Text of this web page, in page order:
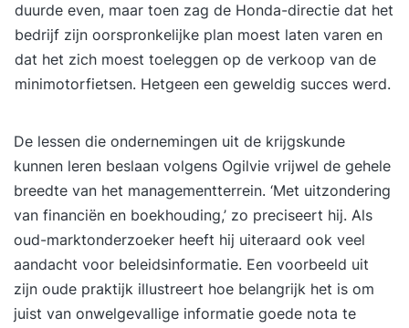
duurde even, maar toen zag de Honda-directie dat het
bedrijf zijn oorspronkelijke plan moest laten varen en
dat het zich moest toeleggen op de verkoop van de
minimotorfietsen. Hetgeen een geweldig succes werd.
De lessen die ondernemingen uit de krijgskunde
kunnen leren beslaan volgens Ogilvie vrijwel de gehele
breedte van het managementterrein. ‘Met uitzondering
van financiën en boekhouding,’ zo preciseert hij. Als
oud-marktonderzoeker heeft hij uiteraard ook veel
aandacht voor beleidsinformatie. Een voorbeeld uit
zijn oude praktijk illustreert hoe belangrijk het is om
juist van onwelgevallige informatie goede nota te